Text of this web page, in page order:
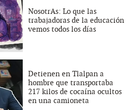
NosotrAs: Lo que las
trabajadoras de la educación
vemos todos los días
Detienen en Tlalpan a
hombre que transportaba
217 kilos de cocaína ocultos
en una camioneta